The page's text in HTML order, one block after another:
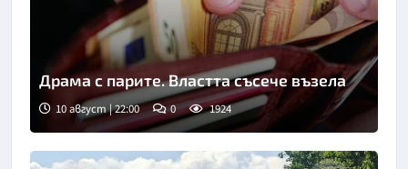
Драма с парите. Властта съсече възела
10 август | 22:00 0 1924